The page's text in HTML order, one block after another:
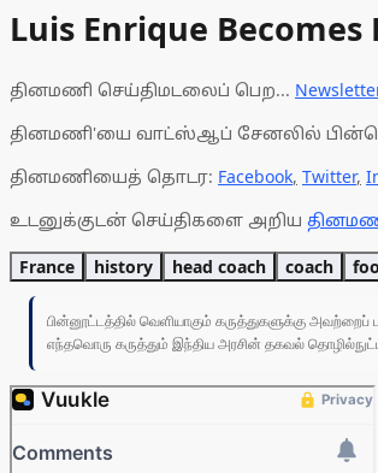
Luis Enrique Becomes
தினமணி செய்திமடலைப் பெற...
தினமணி'யை வாட்ஸ்ஆப் சேனலில்
தினமணியைத் தொடர: Facebook, Twitter,
உடனுக்குடன் செய்திகளை அறிய
France history head coach coach
பின்னூட்டத்தில் வெளியாகும் கருத்துகளுக்கு அவற்றைப்
எந்தவொரு கருத்தும் இந்திய அரசின் தகவல்